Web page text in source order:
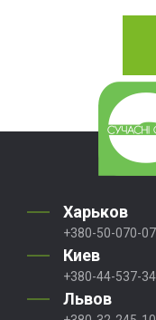
Харьков
+380-50-070-
Киев
+380-44-537-
Львов